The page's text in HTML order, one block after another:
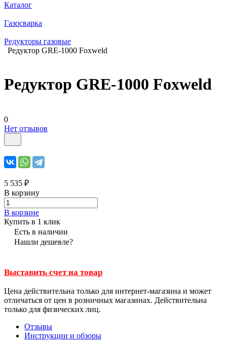
Каталог
Газосварка
Редукторы газовые
Редуктор GRE-1000 Foxweld
Редуктор GRE-1000 Foxweld
0
Нет отзывов
5 535 ₽
В корзину
В корзине
Купить в 1 клик
Есть в наличии
Нашли дешевле?
Выставить счет на товар
Цена действительна только для интернет-магазина и может
отличаться от цен в розничных магазинах. Действительна
только для физических лиц.
Отзывы
Инструкции и обзоры